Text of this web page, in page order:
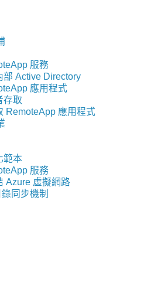
服務
部 Active Directory
應用程式
存取
RemoteApp 應用程式
範本
服務
Azure 虛擬網路
同步機制